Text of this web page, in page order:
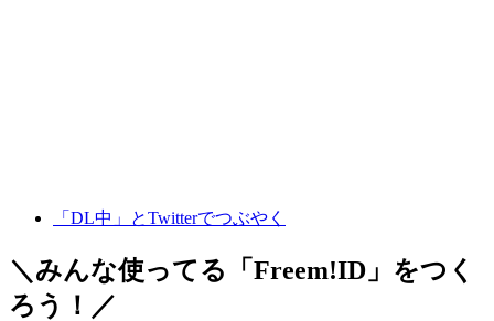
「DL中」とTwitterでつぶやく
＼みんな使ってる「 Freem!ID 」をつく
ろう！／